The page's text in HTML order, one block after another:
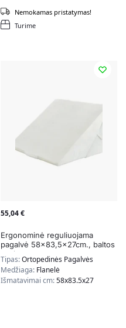
Turime
Nemokamas pristatymas!
55,04€
Ergonominė reguliuojama
pagalvė 58×83,5x27cm., baltos
spalvos
Tipas:Ortopedinės Pagalvės
Medžiaga: Flanelė
Išmatavimai cm:58x83.5x27